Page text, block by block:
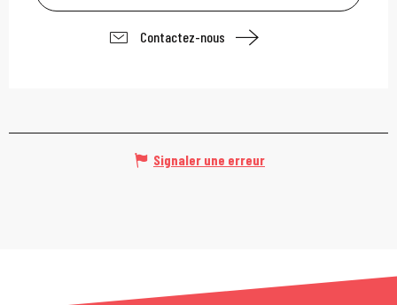
Contactez-nous
Signaler une erreur